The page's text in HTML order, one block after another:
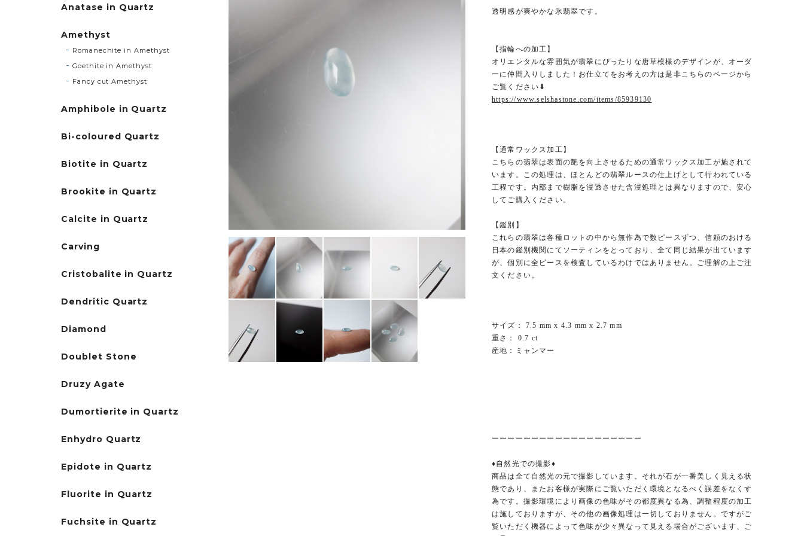
透明感が爽やかな氷翡翠です。
【指輪への加工】
オリエンタルな雰囲気が翡翠にぴったりな唐草模様のデザインが、オーダ
ーに仲間入りしました！お仕立てをお考えの方は是非こちらのページから
ご覧ください⬇︎
https://www.selshastone.com/items/85939130
【通常ワックス加工】
こちらの翡翠は表面の艶を向上させるための通常ワックス加工が施されて
います。この処理は、ほとんどの翡翠ルースの仕上げとして行われている
工程です。内部まで樹脂を浸透させた含浸処理とは異なりますので、安心
してご購入ください。
【鑑別】
これらの翡翠は各種ロットの中から無作為で数ピースずつ、信頼のおける
日本の鑑別機関にてソーティンをとっており、全て同じ結果が出ています
が、個別に全ピースを検査しているわけではありません。ご理解の上ご注
文ください。
サイズ： 7.5 mm x 4.3 mm x 2.7 mm
重さ： 0.7 ct
産地：ミャンマー
ーーーーーーーーーーーーーーーーーーー
♦︎自然光での撮影♦︎
商品は全て自然光の元で撮影しています。それが石が一番美しく見える状
態であり、またお客様が実際にご覧いただく環境となるべく誤差をなくす
為です。撮影環境により画像の色味がその都度異なる為、調整程度の加工
は施しておりますが、その他の画像処理は一切しておりません。ですがご
覧いただく機器によって色味が少々異なって見える場合がございます、ご
Anatase in Quartz
Amethyst
Romanechite in Amethyst
Goethite in Amethyst
Fancy cut Amethyst
Amphibole in Quartz
Bi-coloured Quartz
Biotite in Quartz
Brookite in Quartz
Calcite in Quartz
Carving
Cristobalite in Quartz
Dendritic Quartz
Diamond
Doublet Stone
Druzy Agate
Dumortierite in Quartz
Enhydro Quartz
Epidote in Quartz
Fluorite in Quartz
Fuchsite in Quartz